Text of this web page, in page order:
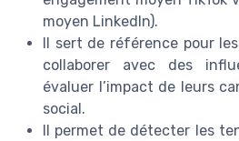
moyen LinkedIn).
Il sert de référence pour
collaborer avec des
évaluer l’impact de leurs
social.
Il permet de détecter les